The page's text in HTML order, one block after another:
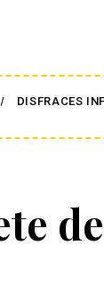
DISFRACES
de